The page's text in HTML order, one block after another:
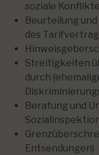
soziale Konflikte
Beurteilung
des
Streitigkeiten
durch
Beratung und
Entsendungen)